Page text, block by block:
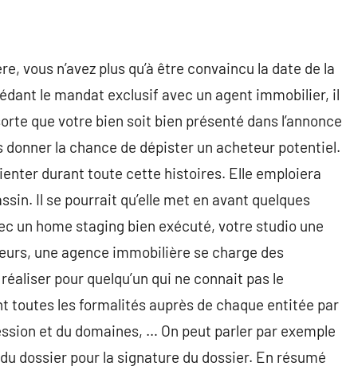
vous n’avez plus qu’à être convaincu la date de la
le mandat exclusif avec un agent immobilier, il
que votre bien soit bien présenté dans l’annonce
la chance de dépister un acheteur potentiel.
durant toute cette histoires. Elle emploiera
Il se pourrait qu’elle met en avant quelques
un home staging bien exécuté, votre studio une
une agence immobilière se charge des
pour quelqu’un qui ne connait pas le
les formalités auprès de chaque entitée par
et du domaines, … On peut parler par exemple
dossier pour la signature du dossier. En résumé